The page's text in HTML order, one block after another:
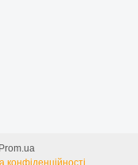
Prom.ua
конфіденційності